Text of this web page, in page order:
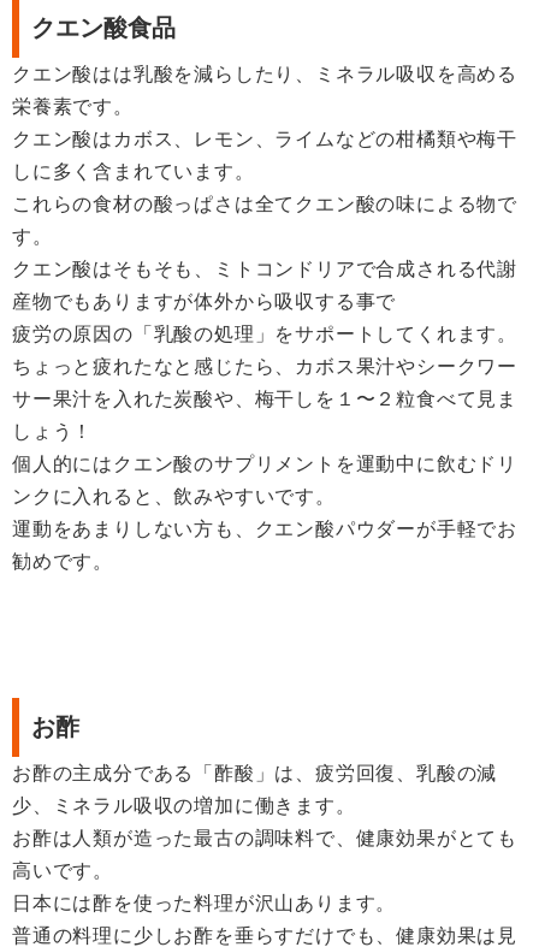
クエン酸食品
クエン酸はは乳酸を減らしたり、ミネラル吸収を高める
栄養素です。
クエン酸はカボス、レモン、ライムなどの柑橘類や梅干
しに多く含まれています。
これらの食材の酸っぱさは全てクエン酸の味による物で
す。
クエン酸はそもそも、ミトコンドリアで合成される代謝
産物でもありますが体外から吸収する事で
疲労の原因の「乳酸の処理」をサポートしてくれます。
ちょっと疲れたなと感じたら、カボス果汁やシークワー
サー果汁を入れた炭酸や、梅干しを１〜２粒食べて見ま
しょう！
個人的にはクエン酸のサプリメントを運動中に飲むドリ
ンクに入れると、飲みやすいです。
運動をあまりしない方も、クエン酸パウダーが手軽でお
勧めです。
お酢
お酢の主成分である「酢酸」は、疲労回復、乳酸の減
少、ミネラル吸収の増加に働きます。
お酢は人類が造った最古の調味料で、健康効果がとても
高いです。
日本には酢を使った料理が沢山あります。
普通の料理に少しお酢を垂らすだけでも、健康効果は見